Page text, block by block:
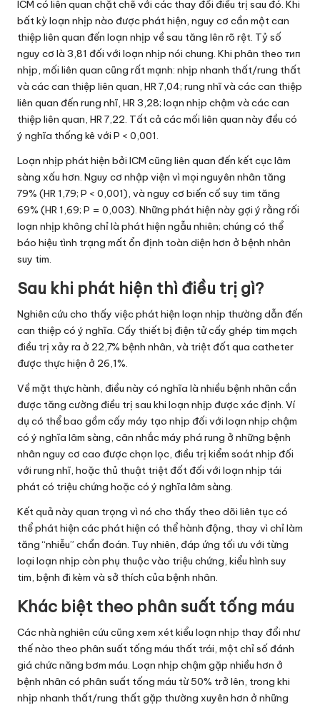
ICM có liên quan chặt chẽ với các thay đổi điều trị sau đó. Khi
bất kỳ loạn nhịp nào được phát hiện, nguy cơ cần một can
thiệp liên quan đến loạn nhịp về sau tăng lên rõ rệt. Tỷ số
nguy cơ là 3,81 đối với loạn nhịp nói chung. Khi phân theo тип
nhịp, mối liên quan cũng rất mạnh: nhịp nhanh thất/rung thất
và các can thiệp liên quan, HR 7,04; rung nhĩ và các can thiệp
liên quan đến rung nhĩ, HR 3,28; loạn nhịp chậm và các can
thiệp liên quan, HR 7,22. Tất cả các mối liên quan này đều có
ý nghĩa thống kê với P < 0,001.
Loạn nhịp phát hiện bởi ICM cũng liên quan đến kết cục lâm
sàng xấu hơn. Nguy cơ nhập viện vì mọi nguyên nhân tăng
79% (HR 1,79; P < 0,001), và nguy cơ biến cố suy tim tăng
69% (HR 1,69; P = 0,003). Những phát hiện này gợi ý rằng rối
loạn nhịp không chỉ là phát hiện ngẫu nhiên; chúng có thể
báo hiệu tình trạng mất ổn định toàn diện hơn ở bệnh nhân
suy tim.
Sau khi phát hiện thì điều trị gì?
Nghiên cứu cho thấy việc phát hiện loạn nhịp thường dẫn đến
can thiệp có ý nghĩa. Cấy thiết bị điện tử cấy ghép tim mạch
điều trị xảy ra ở 22,7% bệnh nhân, và triệt đốt qua catheter
được thực hiện ở 26,1%.
Về mặt thực hành, điều này có nghĩa là nhiều bệnh nhân cần
được tăng cường điều trị sau khi loạn nhịp được xác định. Ví
dụ có thể bao gồm cấy máy tạo nhịp đối với loạn nhịp chậm
có ý nghĩa lâm sàng, cân nhắc máy phá rung ở những bệnh
nhân nguy cơ cao được chọn lọc, điều trị kiểm soát nhịp đối
với rung nhĩ, hoặc thủ thuật triệt đốt đối với loạn nhịp tái
phát có triệu chứng hoặc có ý nghĩa lâm sàng.
Kết quả này quan trọng vì nó cho thấy theo dõi liên tục có
thể phát hiện các phát hiện có thể hành động, thay vì chỉ làm
tăng “nhiễu” chẩn đoán. Tuy nhiên, đáp ứng tối ưu với từng
loại loạn nhịp còn phụ thuộc vào triệu chứng, kiểu hình suy
tim, bệnh đi kèm và sở thích của bệnh nhân.
Khác biệt theo phân suất tống máu
Các nhà nghiên cứu cũng xem xét kiểu loạn nhịp thay đổi như
thế nào theo phân suất tống máu thất trái, một chỉ số đánh
giá chức năng bơm máu. Loạn nhịp chậm gặp nhiều hơn ở
bệnh nhân có phân suất tống máu từ 50% trở lên, trong khi
nhịp nhanh thất/rung thất gặp thường xuyên hơn ở những